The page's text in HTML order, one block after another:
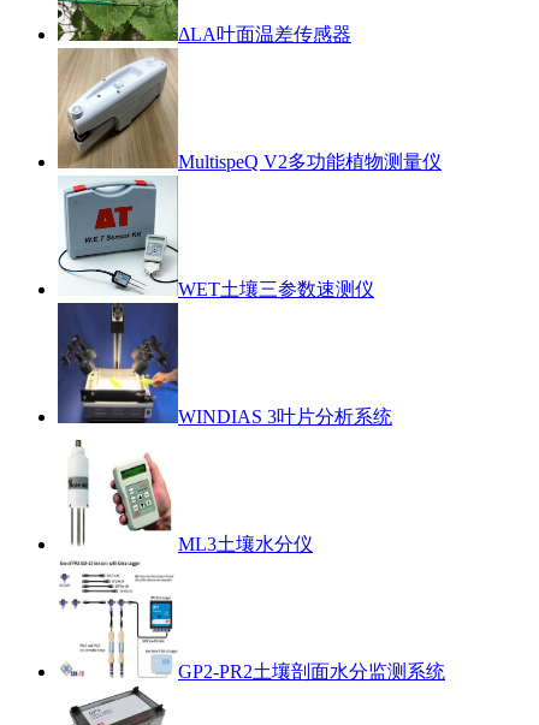
ΔLA叶面温差传感器
MultispeQ V2多功能植物测量仪
WET土壤三参数速测仪
WINDIAS 3叶片分析系统
ML3土壤水分仪
GP2-PR2土壤剖面水分监测系统